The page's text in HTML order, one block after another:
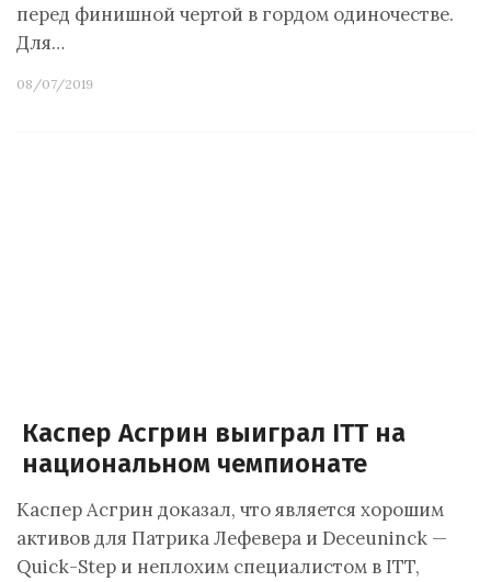
перед финишной чертой в гордом одиночестве.
Для…
08/07/2019
Каспер Асгрин выиграл ITT на
национальном чемпионате
Каспер Асгрин доказал, что является хорошим
активов для Патрика Лефевера и Deceuninck —
Quick-Step и неплохим специалистом в ITT,